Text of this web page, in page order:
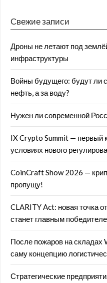
Свежие записи
Дроны не летают под
инфраструктуры
Войны будущего: будут ли
нефть, а за воду?
Нужен ли современной
IX Crypto Summit — первый
условиях нового
CoinCraft Show 2026 —
пропущу!
CLARITY Act: новая точка
станет главным
После пожаров на складах
саму концепцию
Стратегические